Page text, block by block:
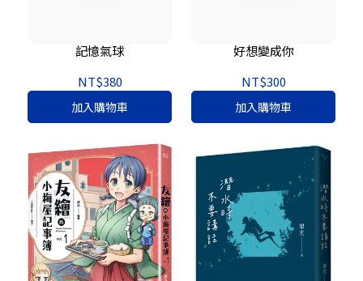
記憶氣球
NT$380
加入購物車
好想變成你
NT$300
加入購物車